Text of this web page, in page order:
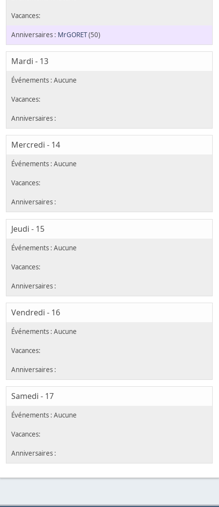
MrGORET(50)
Mardi - 13
Mercredi - 14
Jeudi - 15
Vendredi - 16
Samedi - 17